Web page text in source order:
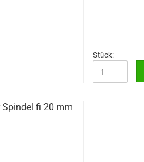
Stück:
fi 20 mm